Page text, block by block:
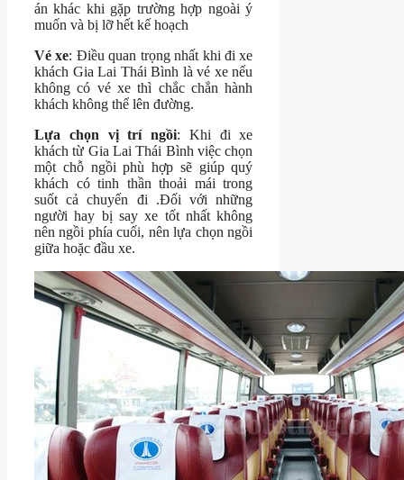
án khác khi gặp trường hợp ngoài ý
muốn và bị lỡ hết kế hoạch
Vé xe: Điều quan trọng nhất khi đi xe
khách Gia Lai Thái Bình là vé xe nếu
không có vé xe thì chắc chắn hành
khách không thể lên đường.
Lựa chọn vị trí ngồi: Khi đi xe
khách từ Gia Lai Thái Bình việc chọn
một chỗ ngồi phù hợp sẽ giúp quý
khách có tinh thần thoải mái trong
suốt cả chuyến đi .Đối với những
người hay bị say xe tốt nhất không
nên ngồi phía cuối, nên lựa chọn ngồi
giữa hoặc đầu xe.